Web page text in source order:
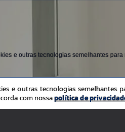
e outras tecnologias semelhantes
e outras tecnologias semelhantes
com nossapolítica de